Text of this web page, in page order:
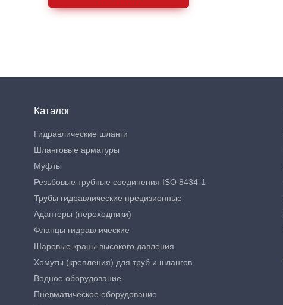
Каталог
Гидравлические шланги
Шланговые арматуры
Муфты
Резьбовые трубные соединения ISO 8434-1
Трубы гидравлические прецизионные
Адаптеры (переходники)
Фланцы гидравлические
Шаровые краны высокого давления
Хомуты (крепления) для труб и шлангов
Водное оборудование
Пневматическое оборудование